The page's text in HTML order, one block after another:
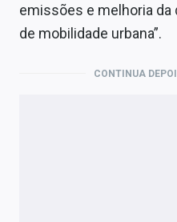
emissões e melhoria
de mobilidade urbana”.
CONTINUA